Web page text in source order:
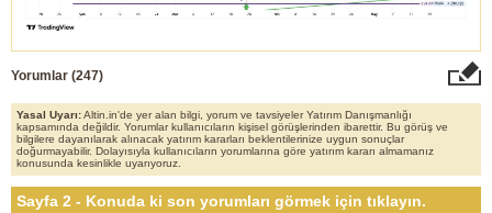
Yorumlar (247)
Yasal Uyarı:Altin.in'de yer alan bilgi, yorum ve tavsiyeler Yatırım Danışmanlığı
kapsamında değildir. Yorumlar kullanıcıların kişisel görüşlerinden ibarettir. Bu görüş ve
bilgilere dayanılarak alınacak yatırım kararları beklentilerinize uygun sonuçlar
doğurmayabilir. Dolayısıyla kullanıcıların yorumlarına göre yatırım kararı almamanız
konusunda kesinlikle uyarıyoruz.
Sayfa 2 - Konuda ki son yorumları görmek için tıklayın.